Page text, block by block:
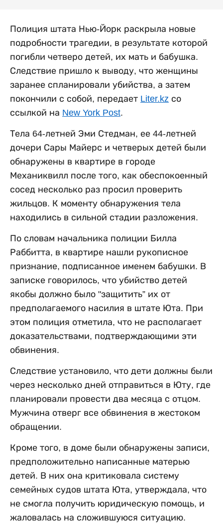
Полиция штата Нью-Йорк раскрыла новые
подробности трагедии, в результате которой
погибли четверо детей, их мать и бабушка.
Следствие пришло к выводу, что женщины
заранее спланировали убийства, а затем
покончили с собой, передает Liter.kz со
ссылкой на New York Post.
Тела 64-летней Эми Стедман, ее 44-летней
дочери Сары Майерс и четверых детей были
обнаружены в квартире в городе
Механиквилл после того, как обеспокоенный
сосед несколько раз просил проверить
жильцов. К моменту обнаружения тела
находились в сильной стадии разложения.
По словам начальника полиции Билла
Раббитта, в квартире нашли рукописное
признание, подписанное именем бабушки. В
записке говорилось, что убийство детей
якобы должно было "защитить” их от
предполагаемого насилия в штате Юта. При
этом полиция отметила, что не располагает
доказательствами, подтверждающими эти
обвинения.
Следствие установило, что дети должны были
через несколько дней отправиться в Юту, где
планировали провести два месяца с отцом.
Мужчина отверг все обвинения в жестоком
обращении.
Кроме того, в доме были обнаружены записи,
предположительно написанные матерью
детей. В них она критиковала систему
семейных судов штата Юта, утверждала, что
не смогла получить юридическую помощь, и
жаловалась на сложившуюся ситуацию.